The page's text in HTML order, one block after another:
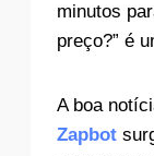
minutos
preço?” é
A boa
Zapbot